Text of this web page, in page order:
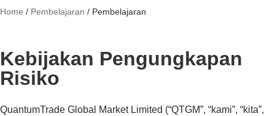
Home / Pembelajaran / Pembelajaran
Kebijakan Pengungkapan
Risiko
QuantumTrade Global Market Limited (“QTGM”, “kami”, “kita”,